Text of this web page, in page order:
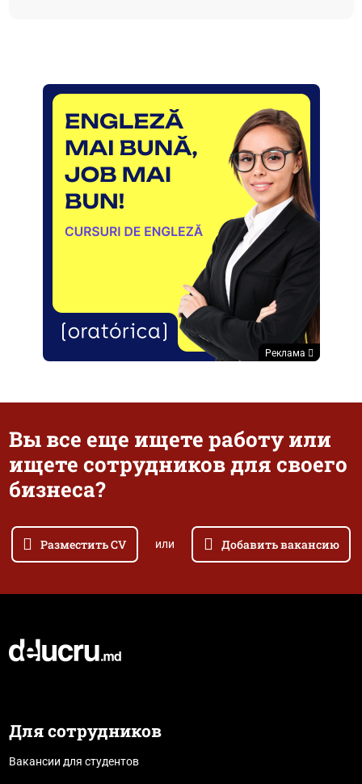
Реклама
Вы все еще ищете работу или
ищете сотрудников для своего
бизнеса?
Разместить CV или Добавить вакансию
Для сотрудников
Вакансии для студентов